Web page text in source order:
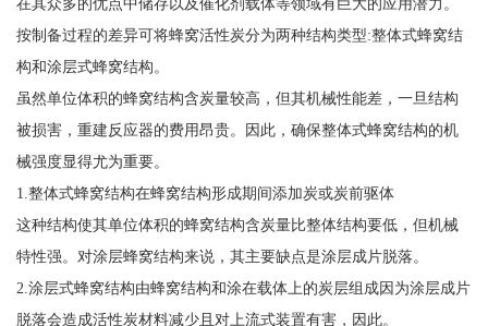
按制备过程的差异可将蜂窝活性炭分为两种结构类型:整体式蜂窝结
构和涂层式蜂窝结构。
虽然单位体积的蜂窝结构含炭量较高，但其机械性能差，一旦结构
被损害，重建反应器的费用昂贵。因此，确保整体式蜂窝结构的机
械强度显得尤为重要。
1.整体式蜂窝结构在蜂窝结构形成期间添加炭或炭前驱体
这种结构使其单位体积的蜂窝结构含炭量比整体结构要低，但机械
特性强。对涂层蜂窝结构来说，其主要缺点是涂层成片脱落。
2.涂层式蜂窝结构由蜂窝结构和涂在载体上的炭层组成因为涂层成片
脱落会造成活性炭材料减少且对上流式装置有害，因此。